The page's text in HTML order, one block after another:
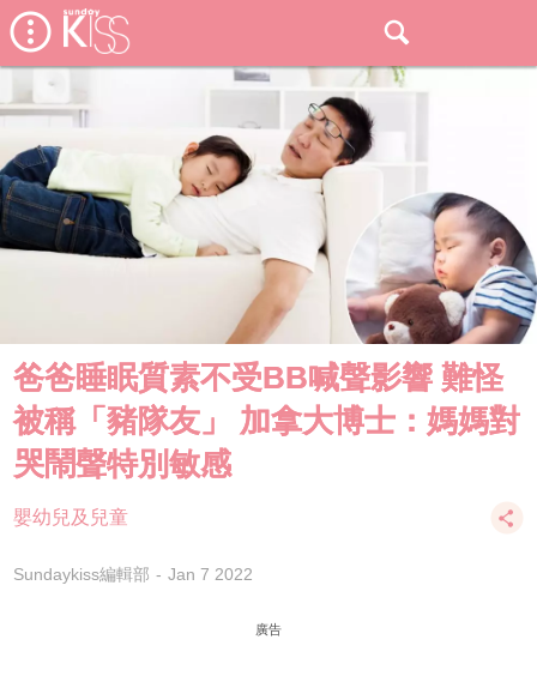
爸爸睡眠質素不受BB喊聲影響 難怪
被稱「豬隊友」 加拿大博士：媽媽對
哭鬧聲特別敏感
嬰幼兒及兒童
Sundaykiss編輯部 Jan 7 2022
廣告